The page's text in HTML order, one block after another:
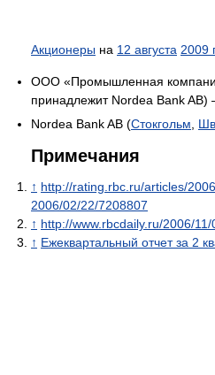
Акционеры на 12 августа 2009
ООО «Промышленная
принадлежит Nordea Bank
Nordea Bank AB (Стокгольм
Примечания
↑ http://rating.rbc.ru/articles/
2006/02/22/7208807
↑ http://www.rbcdaily.ru/2006/
↑ Ежеквартальный отчет за 2